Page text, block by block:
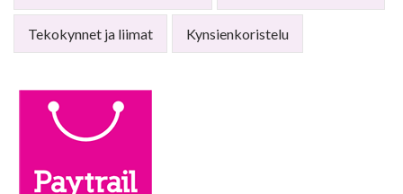
Tekokynnet ja liimat Kynsienkoristelu